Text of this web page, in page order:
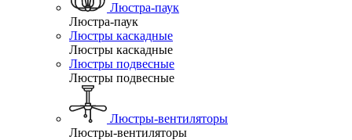
Люстра-паук
Люстра-паук
Люстры каскадные
Люстры каскадные
Люстры подвесные
Люстры подвесные
Люстры-вентиляторы
Люстры-вентиляторы